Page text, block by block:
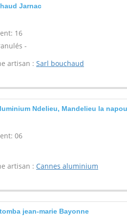
Jarnac
16
-
artisan : Sarl bouchaud
Ndelieu, Mandelieu la
06
artisan : Cannes aluminium
jean-marie Bayonne